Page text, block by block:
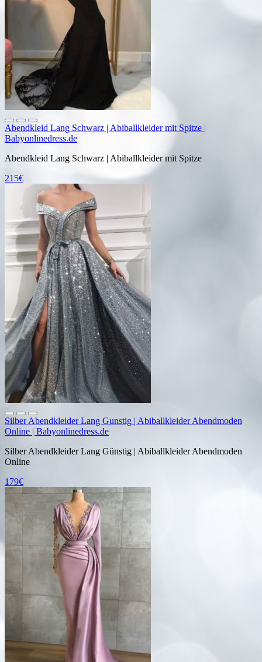
Abendkleid Lang Schwarz | Abiballkleider mit Spitze |
Babyonlinedress.de
Abendkleid Lang Schwarz | Abiballkleider mit Spitze
215€
Silber Abendkleider Lang Gunstig | Abiballkleider Abendmoden
Online | Babyonlinedress.de
Silber Abendkleider Lang Günstig | Abiballkleider Abendmoden
Online
179€